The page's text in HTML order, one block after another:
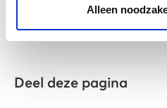
Alleen
Lees het interview
Deel deze pagina